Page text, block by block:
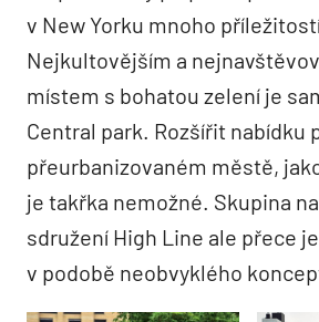
v New Yorku mnoho
Nejkultovějším a
místem s bohatou zelení je
Central park. Rozšířit nabídku
přeurbanizovaném městě,
je takřka nemožné. Skupina
sdružení High Line ale přece
v podobě neobvyklého